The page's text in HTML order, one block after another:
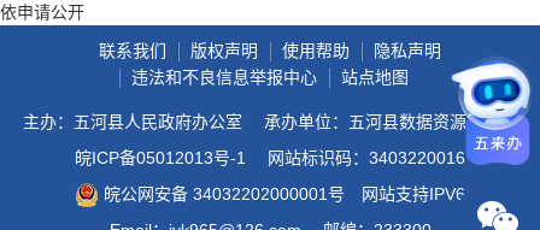
依申请公开
联系我们
版权声明 使用帮助
隐私声明
违法和不良信息举报中心
站点地图
主办：五河县人民政府办公室
承办单位：五河县数据资源管理局
皖ICP备05012013号-1
网站标识码：3403220016
皖公网安备 34032202000001号
网站支持IPV6